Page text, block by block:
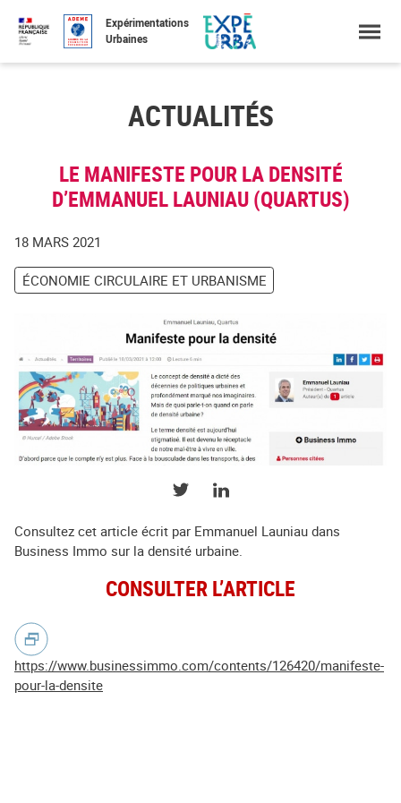
contenu
une
recherche
Expérimentations
Urbaines
ACTUALITÉS
LE MANIFESTE POUR LA DENSITÉ
D’EMMANUEL LAUNIAU (QUARTUS)
18 MARS 2021
ÉCONOMIE CIRCULAIRE ET URBANISME
PARTAGER SUR TWITTER
PARTAGER SUR LINKEDIN
Consultez cet article écrit par Emmanuel Launiau dans
Business Immo sur la densité urbaine.
CONSULTER L’ARTICLE
https://www.businessimmo.com/contents/126420/manifeste-
pour-la-densite